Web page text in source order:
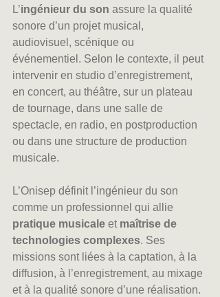
L’ingénieur du son assure la qualité
sonore d’un projet musical,
audiovisuel, scénique ou
événementiel. Selon le contexte, il peut
intervenir en studio d’enregistrement,
en concert, au théâtre, sur un plateau
de tournage, dans une salle de
spectacle, en radio, en postproduction
ou dans une structure de production
musicale.
L’Onisep définit l’ingénieur du son
comme un professionnel qui allie
pratique musicale et maîtrise de
technologies complexes. Ses
missions sont liées à la captation, à la
diffusion, à l’enregistrement, au mixage
et à la qualité sonore d’une réalisation.